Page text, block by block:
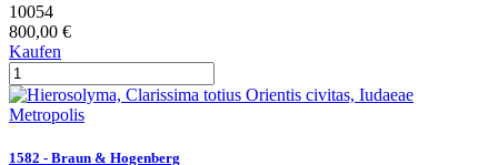
10054
800,00 €
Kaufen
1582 - Braun & Hogenberg